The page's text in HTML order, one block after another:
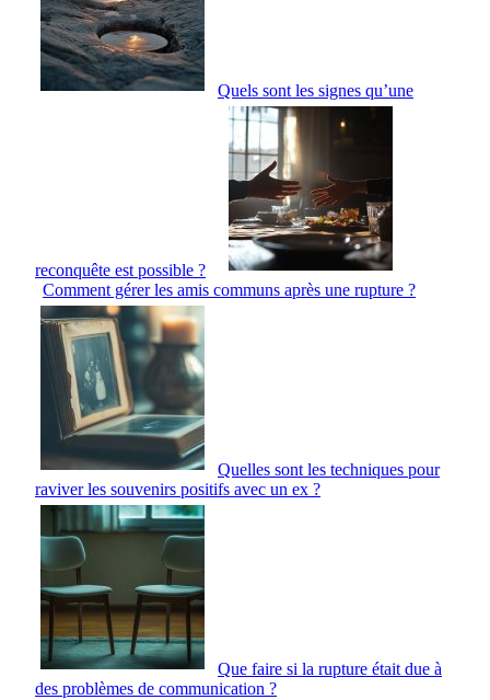
Quels sont les signes qu’une
reconquête est possible ?
Comment gérer les amis communs après une rupture ?
Quelles sont les techniques pour
raviver les souvenirs positifs avec un ex ?
Que faire si la rupture était due à
des problèmes de communication ?